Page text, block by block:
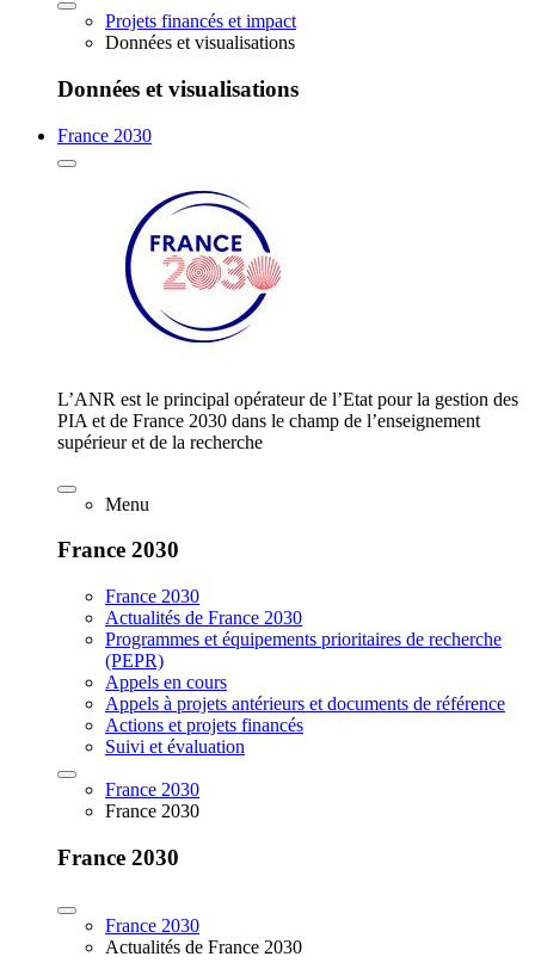
Projets financés et impact
Données et visualisations
Données et visualisations
France 2030
L’ANR est le principal opérateur de l’Etat pour la gestion des
PIA et de France 2030 dans le champ de l’enseignement
supérieur et de la recherche
Menu
France 2030
France 2030
Actualités de France 2030
Programmes et équipements prioritaires de recherche
(PEPR)
Appels en cours
Appels à projets antérieurs et documents de référence
Actions et projets financés
Suivi et évaluation
France 2030
France 2030
France 2030
France 2030
Actualités de France 2030